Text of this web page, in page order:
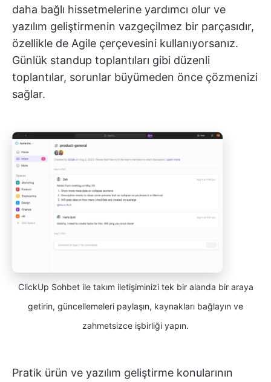
daha bağlı hissetmelerine yardımcı olur ve
yazılım geliştirmenin vazgeçilmez bir parçasıdır,
özellikle de Agile çerçevesini kullanıyorsanız.
Günlük standup toplantıları gibi düzenli
toplantılar, sorunlar büyümeden önce çözmenizi
sağlar.
ClickUp Sohbet ile takım iletişiminizi tek bir alanda bir araya
getirin, güncellemeleri paylaşın, kaynakları bağlayın ve
zahmetsizce işbirliği yapın.
Pratik ürün ve yazılım geliştirme konularının